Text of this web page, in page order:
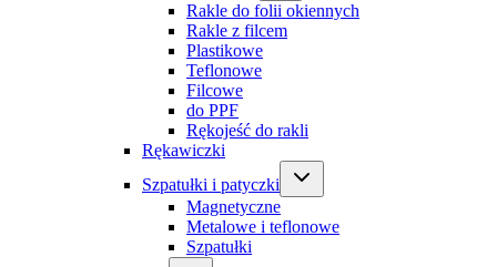
Rakle do folii okiennych
Rakle z filcem
Plastikowe
Teflonowe
Filcowe
do PPF
Rękojeść do rakli
Rękawiczki
Szpatułki i patyczki
Magnetyczne
Metalowe i teflonowe
Szpatułki